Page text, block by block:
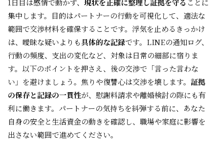
1日目は感情で動かず、 現状を正確に整理し証拠を守る ことに
集中します。目的はパートナーの行動を可視化して、適法な
範囲で交渉材料を確保することです。浮気を止めるきっかけ
は、曖昧な疑いよりも具体的な記録です。LINEの通知ログ、
行動の頻度、支出の変化など、対象は日常の細部に宿りま
す。以下のポイントを押さえ、後の交渉で「言った言わな
い」を避けましょう。焦りや復讐心は交渉を壊します。 証拠
の保存と記録の一貫性が、慰謝料請求や離婚検討の際にも有
利に働きます。パートナーの気持ちを糾弾する前に、あなた
自身の安全と生活資金の動きを確認し、職場や家庭に影響を
出さない範囲で進めてください。